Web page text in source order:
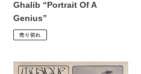
Ghalib “Portrait Of A
Genius”
通
常
格
¥3,300
売り切れ
Goro